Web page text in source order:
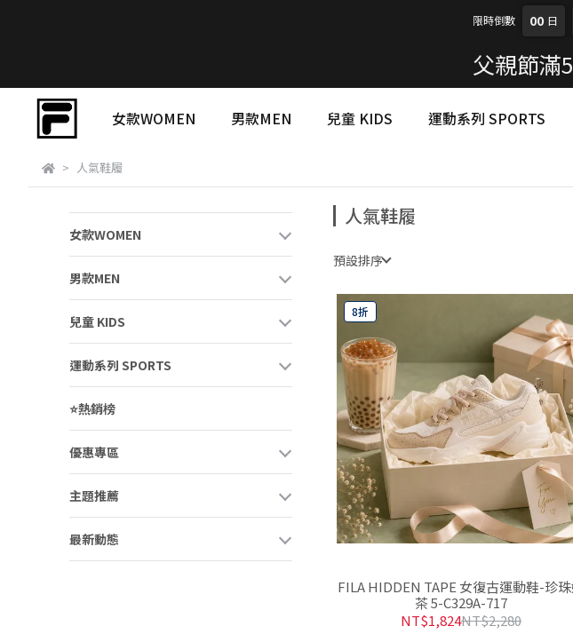
限時倒數 00 日
父親節滿
女款WOMEN 男款MEN 兒童 KIDS 運動系列 SPORTS
人氣鞋履
女款WOMEN
男款MEN
兒童 KIDS
運動系列 SPORTS
⭐熱銷榜
優惠專區
主題推薦
最新動態
人氣鞋履
預設排序
8折
FILA HIDDEN TAPE 女復古運動鞋-珍
茶 5-C329A-717
NT$1,824NT$2,280